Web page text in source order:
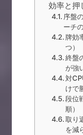
効率と押
序盤
ーチ
牌効
つ）
終盤
が強
対
けで
段位
順）
取り
を減